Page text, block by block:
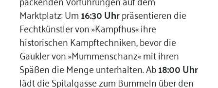
Marktplatz: Um16:30 Uhrpräsentieren die
Fechtkünstler von »Kampfhus« ihre
historischen Kampftechniken, bevor die
Gaukler von »Mummenschanz« mit ihren
Späßen die Menge unterhalten. Ab18:00 Uhr
lädt die Spitalgasse zum Bummeln über den